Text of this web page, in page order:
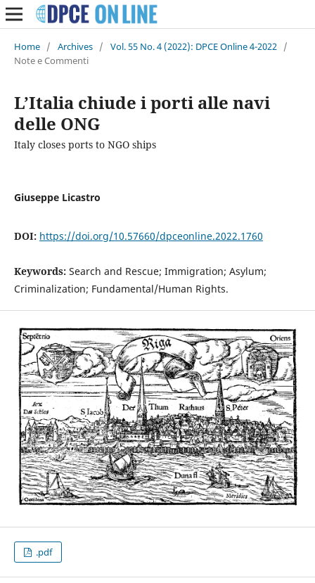
Home / Archives / Vol. 55 No. 4 (2022): DPCE Online 4-2022 /
Note e Commenti
L’Italia chiude i porti alle navi
delle ONG
Italy closes ports to NGO ships
Giuseppe Licastro
DOI: https://doi.org/10.57660/dpceonline.2022.1760
Keywords: Search and Rescue; Immigration; Asylum;
Criminalization; Fundamental/Human Rights.
.pdf